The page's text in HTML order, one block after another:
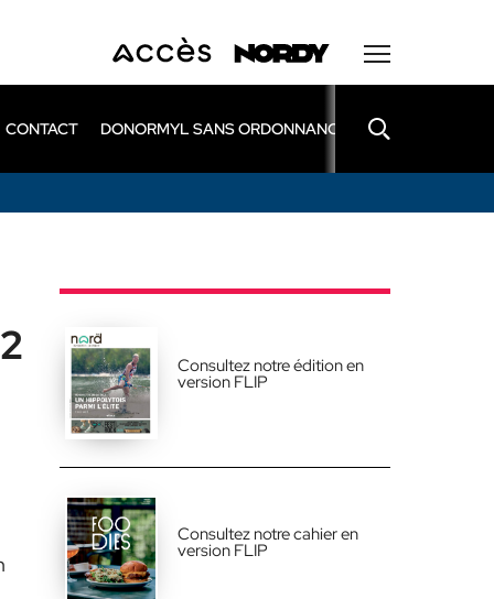
CONTACT DONORMYL SANS ORDONNANCE LEXOMIL SANS
Consultez notre édition en
version FLIP
Consultez notre cahier en
version FLIP